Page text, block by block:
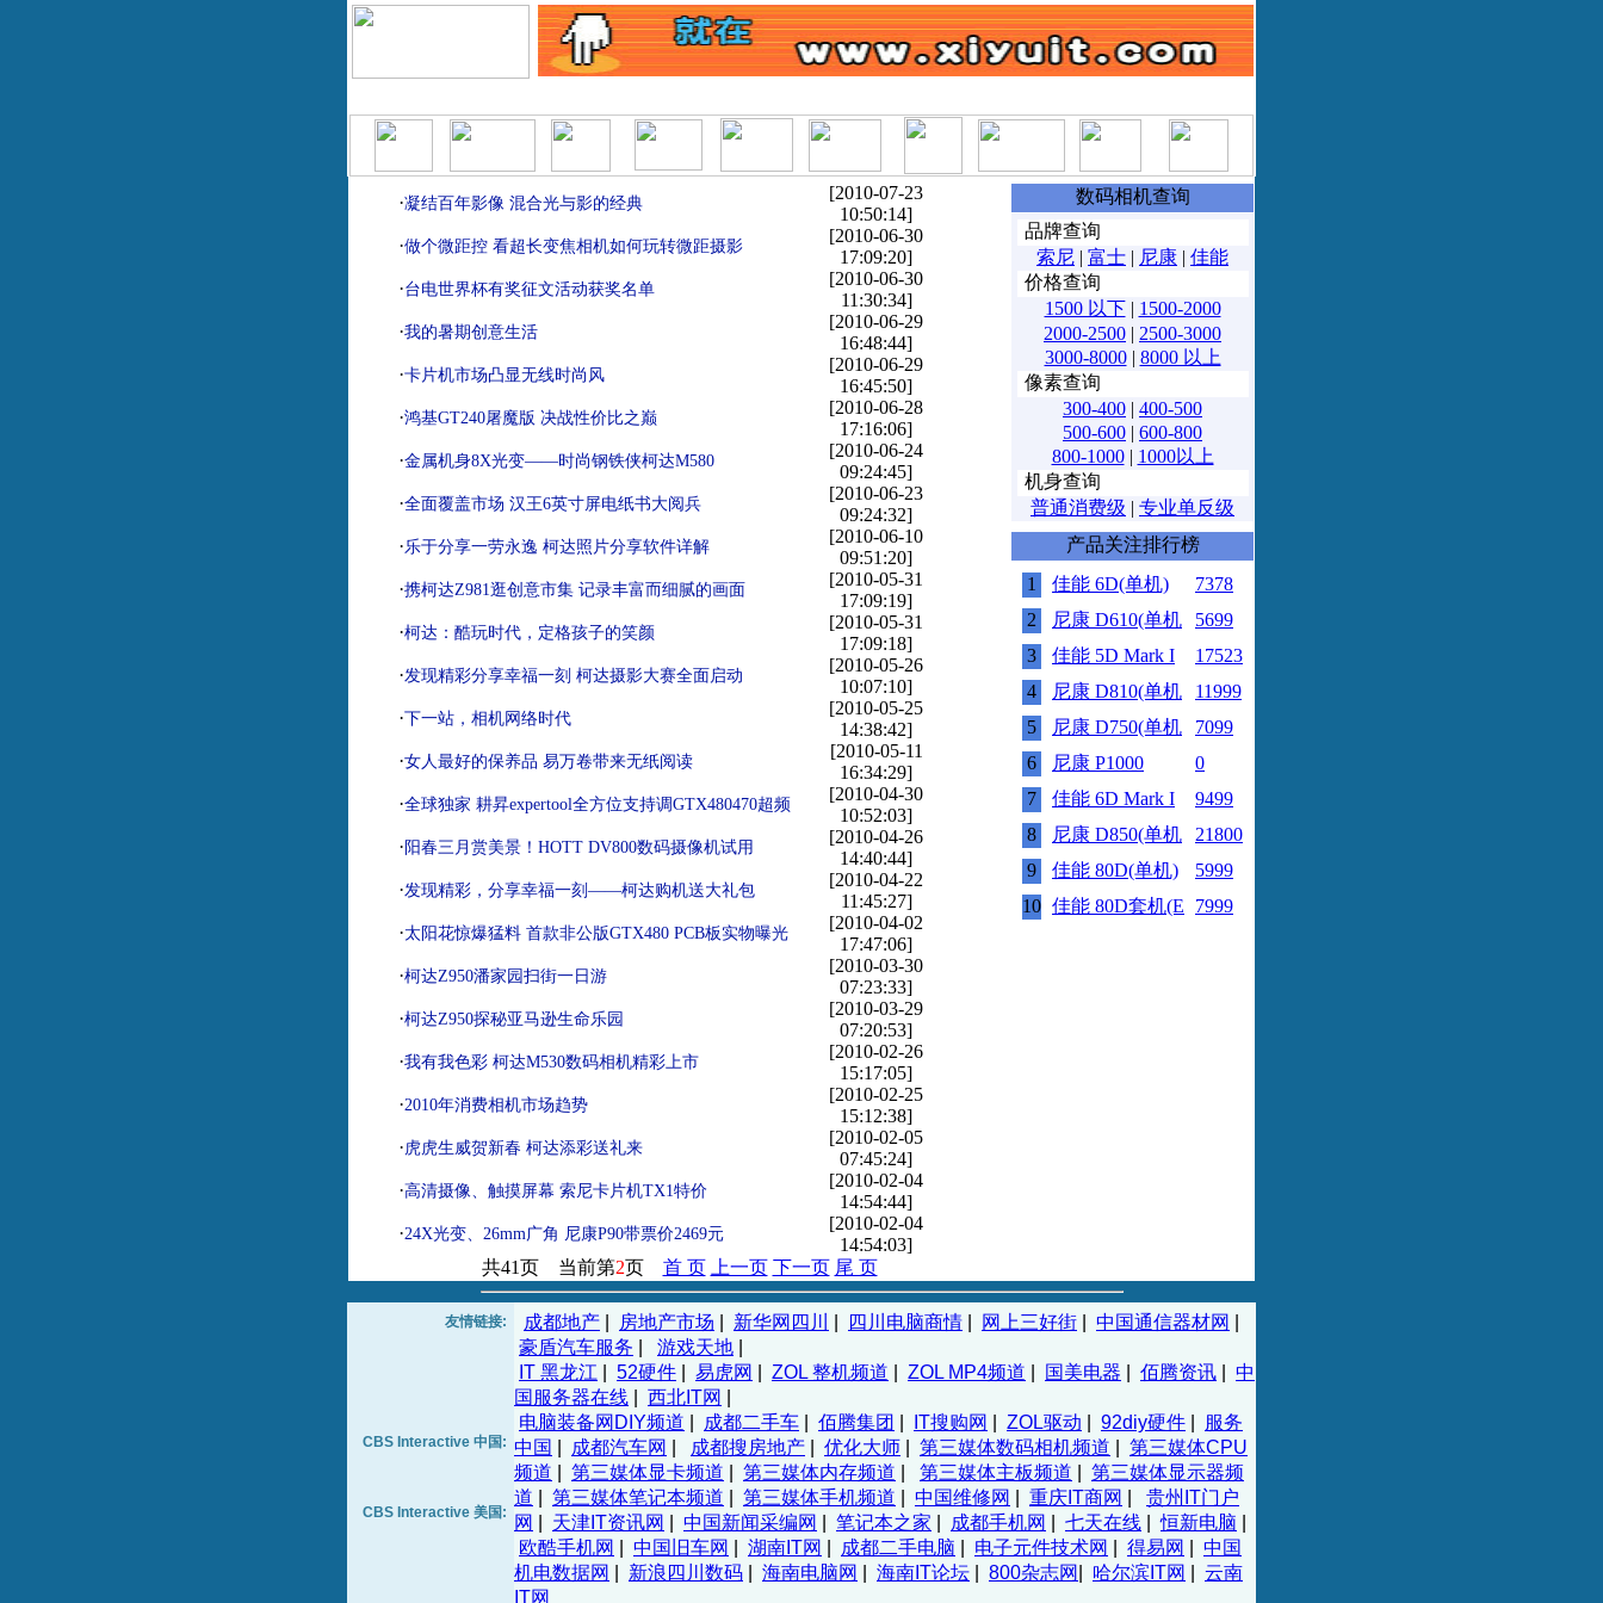
·凝结百年影像 混合光与影的经典
[2010-07-23
10:50:14]
·做个微距控 看超长变焦相机如何玩转微距摄影
[2010-06-30
17:09:20]
·台电世界杯有奖征文活动获奖名单
[2010-06-30
11:30:34]
·我的暑期创意生活
[2010-06-29
16:48:44]
·卡片机市场凸显无线时尚风
[2010-06-29
16:45:50]
·鸿基GT240屠魔版 决战性价比之巅
[2010-06-28
17:16:06]
·金属机身8X光变——时尚钢铁侠柯达M580
[2010-06-24
09:24:45]
·全面覆盖市场 汉王6英寸屏电纸书大阅兵
[2010-06-23
09:24:32]
·乐于分享一劳永逸 柯达照片分享软件详解
[2010-06-10
09:51:20]
·携柯达Z981逛创意市集 记录丰富而细腻的画面
[2010-05-31
17:09:19]
·柯达：酷玩时代，定格孩子的笑颜
[2010-05-31
17:09:18]
·发现精彩分享幸福一刻 柯达摄影大赛全面启动
[2010-05-26
10:07:10]
·下一站，相机网络时代
[2010-05-25
14:38:42]
·女人最好的保养品 易万卷带来无纸阅读
[2010-05-11
16:34:29]
·全球独家 耕昇expertool全方位支持调GTX480470超频
[2010-04-30
10:52:03]
· 阳春三月赏美景！HOTT DV800数码摄像机试用
[2010-04-26
14:40:44]
·发现精彩，分享幸福一刻——柯达购机送大礼包
[2010-04-22
11:45:27]
·太阳花惊爆猛料 首款非公版GTX480 PCB板实物曝光
[2010-04-02
17:47:06]
·柯达Z950潘家园扫街一日游
[2010-03-30
07:23:33]
·柯达Z950探秘亚马逊生命乐园
[2010-03-29
07:20:53]
·我有我色彩 柯达M530数码相机精彩上市
[2010-02-26
15:17:05]
·2010年消费相机市场趋势
[2010-02-25
15:12:38]
·虎虎生威贺新春 柯达添彩送礼来
[2010-02-05
07:45:24]
·高清摄像、触摸屏幕 索尼卡片机TX1特价
[2010-02-04
14:54:44]
·24X光变、26mm广角 尼康P90带票价2469元
[2010-02-04
14:54:03]
共41页 当前第2页 首 页 上一页 下一页 尾 页
数码相机查询
品牌查询
索尼 | 富士 | 尼康 | 佳能
价格查询
1500 以下| 1500-2000
2000-2500 | 2500-3000
3000-8000| 8000 以上
像素查询
300-400 | 400-500
500-600 | 600-800
800-1000| 1000以上
机身查询
普通消费级 | 专业单反级
产品关注排行榜
1
佳能 6D(单机)
7378
2
尼康 D610(单机
5699
3
佳能 5D Mark I
17523
4
尼康 D810(单机
11999
5
尼康 D750(单机
7099
6
尼康 P1000
0
7
佳能 6D Mark I
9499
8
尼康 D850(单机
21800
9
佳能 80D(单机)
5999
10 佳能 80D套机(E 7999
友情链接:
CBS Interactive 中国:
CBS Interactive 美国:
成都地产 房地产市场 新华网四川 四川电脑商情 网上三好街 中国通信器材网
豪盾汽车服务
游戏天地
IT 黑龙江
52硬件 易虎网 ZOL 整机频道 ZOL MP4频道 国美电器 佰腾资讯
中
国服务器在线
西北IT网
电脑装备网DIY频道
成都二手车 佰腾集团 IT搜购网 ZOL驱动 92diy硬件
服务
中国
成都汽车网 成都搜房地产 优化大师 第三媒体数码相机频道
第三媒体CPU
频道
第三媒体显卡频道 第三媒体内存频道 第三媒体主板频道
第三媒体显示器频
道
第三媒体笔记本频道 第三媒体手机频道 中国维修网 重庆IT商网
贵州IT门户
网
天津IT资讯网 中国新闻采编网 笔记本之家 成都手机网 七天在线 |恒新电脑
欧酷手机网
中国旧车网 湖南IT网 成都二手电脑 电子元件技术网 得易网
中国
机电数据网
新浪四川数码 海南电脑网 海南IT论坛 800杂志网 哈尔滨IT网
云南
IT网